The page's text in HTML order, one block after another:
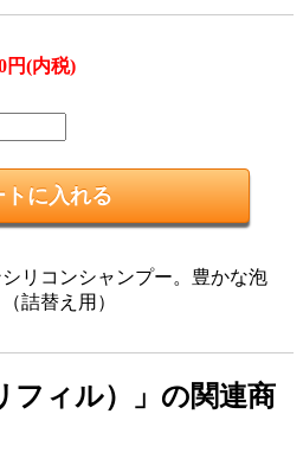
円(内税)
リコンシャンプー。豊かな泡
詰替え用）
フィル）」の関連商